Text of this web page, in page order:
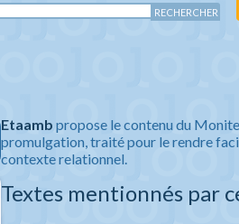
Etaamb propose le contenu du
promulgation, traité pour le rendre
contexte relationnel.
Textes mentionnés par